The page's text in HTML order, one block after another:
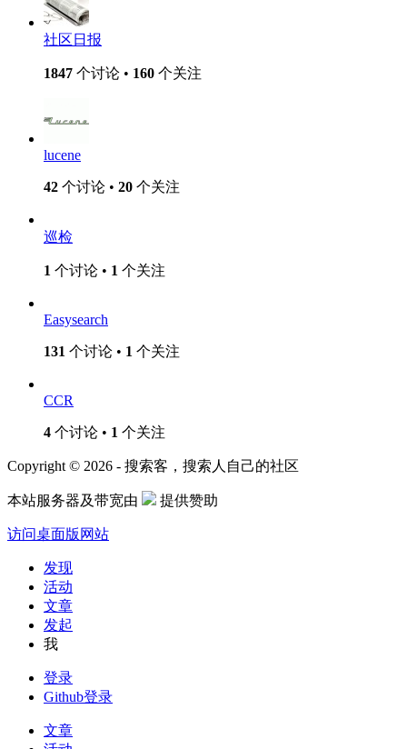
社区日报
1847 个讨论 • 160 个关注
lucene
42 个讨论 • 20 个关注
巡检
1 个讨论 • 1 个关注
Easysearch
131 个讨论 • 1 个关注
CCR
4 个讨论 • 1 个关注
Copyright © 2026 - 搜索客，搜索人自己的社区
本站服务器及带宽由 提供赞助
访问桌面版网站
发现
活动
文章
发起
我
登录
Github登录
文章